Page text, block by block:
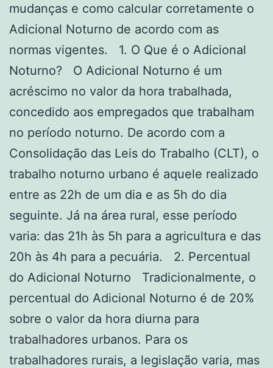
mudanças e como calcular corretamente o
Adicional Noturno de acordo com as
normas vigentes. 1. O Que é o Adicional
Noturno? O Adicional Noturno é um
acréscimo no valor da hora trabalhada,
concedido aos empregados que trabalham
no período noturno. De acordo com a
Consolidação das Leis do Trabalho (CLT), o
trabalho noturno urbano é aquele realizado
entre as 22h de um dia e as 5h do dia
seguinte. Já na área rural, esse período
varia: das 21h às 5h para a agricultura e das
20h às 4h para a pecuária. 2. Percentual
do Adicional Noturno Tradicionalmente, o
percentual do Adicional Noturno é de 20%
sobre o valor da hora diurna para
trabalhadores urbanos. Para os
trabalhadores rurais, a legislação varia, mas